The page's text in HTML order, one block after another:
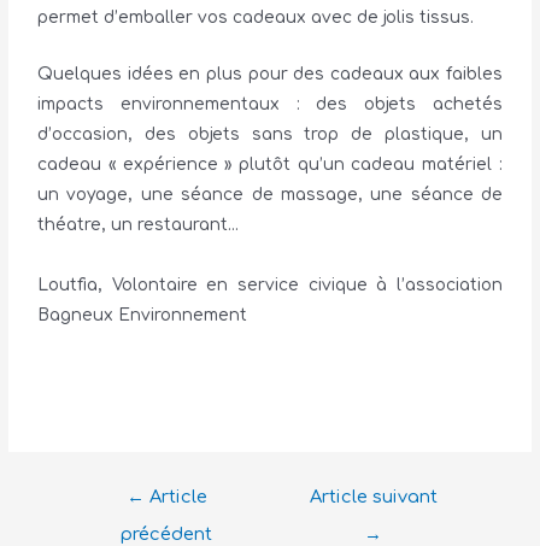
permet d’emballer vos cadeaux avec de jolis tissus.
Quelques idées en plus pour des cadeaux aux faibles
impacts environnementaux : des objets achetés
d’occasion, des objets sans trop de plastique, un
cadeau « expérience » plutôt qu’un cadeau matériel :
un voyage, une séance de massage, une séance de
théatre, un restaurant…
Loutfia, Volontaire en service civique à l’association
Bagneux Environnement
← Article
précédent
Article suivant
→